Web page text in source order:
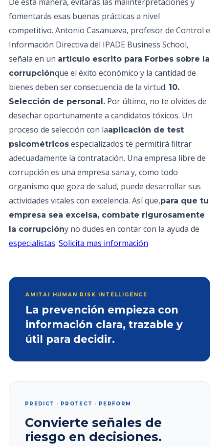
fomentarás esas buenas prácticas a nivel
competitivo. Antonio Casanueva, profesor de Control e
Información Directiva del IPADE Business School,
señala en un artículo escrito para Forbes sobre la
corrupciónque el éxito económico y la cantidad de
bienes deben ser consecuencia de la virtud. 10.
Selección de personal. Por último, no te olvides de
desechar oportunamente a candidatos tóxicos. Un
proceso de selección con laaplicación de test
psicométricos especializados te permitirá filtrar
adecuadamente la contratación. Una empresa libre de
corrupción es una empresa sana y, como todo
organismo que goza de salud, puede desarrollar sus
actividades vitales con excelencia. Así que,para que tu
empresa sea excelsa, combate rigurosamente
la corrupcióny no dudes en contar con la ayuda de
especialistas. Solicita mas información
AMITAI HUMAN RISK INTELLIGENCE
La prevención empieza con
información clara, trazable y
útil para decidir.
PREDICT · PROTECT · PERFORM
Convierte señales de
riesgo en decisiones.